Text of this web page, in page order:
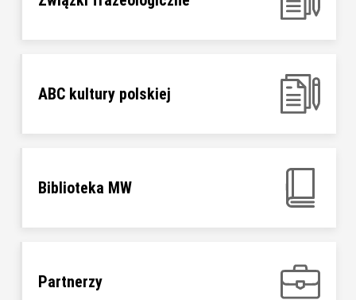
ABC kultury polskiej
Biblioteka MW
Partnerzy